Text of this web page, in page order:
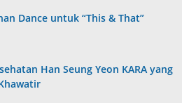
Dance untuk “This & That”
Han Seung Yeon KARA yang